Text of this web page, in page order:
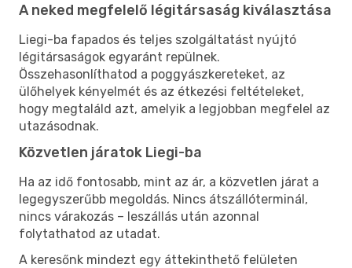
A neked megfelelő légitársaság kiválasztása
Liegi-ba fapados és teljes szolgáltatást nyújtó
légitársaságok egyaránt repülnek.
Összehasonlíthatod a poggyászkereteket, az
ülőhelyek kényelmét és az étkezési feltételeket,
hogy megtaláld azt, amelyik a legjobban megfelel az
utazásodnak.
Közvetlen járatok Liegi-ba
Ha az idő fontosabb, mint az ár, a közvetlen járat a
legegyszerűbb megoldás. Nincs átszállóterminál,
nincs várakozás – leszállás után azonnal
folytathatod az utadat.
A keresőnk mindezt egy áttekinthető felületen